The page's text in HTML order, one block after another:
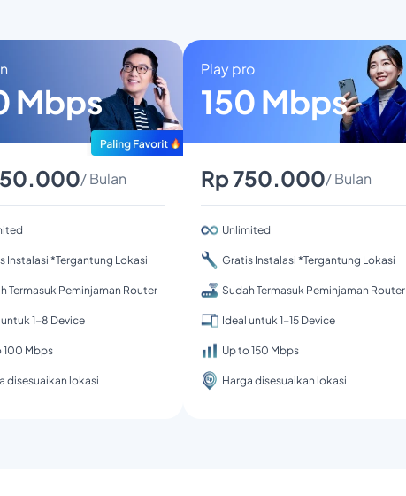
Mbps
/ Bulan
Instalasi *Tergantung Lokasi
Termasuk Peminjaman Router
1-8 Device
100 Mbps
disesuaikan lokasi
Play pro
150 Mbps
Rp 750.000/ Bulan
Unlimited
Gratis Instalasi *Tergantung Lokasi
Sudah Termasuk Peminjaman Router
Ideal untuk 1-15 Device
Up to 150 Mbps
Harga disesuaikan lokasi